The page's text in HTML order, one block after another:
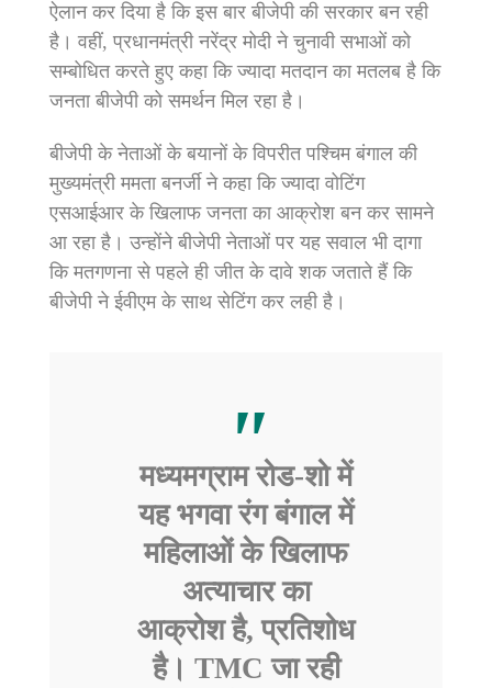
ऐलान कर दिया है कि इस बार बीजेपी की सरकार बन रही
है। वहीं, प्रधानमंत्री नरेंद्र मोदी ने चुनावी सभाओं को
सम्बोधित करते हुए कहा कि ज्यादा मतदान का मतलब है कि
जनता बीजेपी को समर्थन मिल रहा है।
बीजेपी के नेताओं के बयानों के विपरीत पश्चिम बंगाल की
मुख्यमंत्री ममता बनर्जी ने कहा कि ज्यादा वोटिंग
एसआईआर के खिलाफ जनता का आक्रोश बन कर सामने
आ रहा है। उन्होंने बीजेपी नेताओं पर यह सवाल भी दागा
कि मतगणना से पहले ही जीत के दावे शक जताते हैं कि
बीजेपी ने ईवीएम के साथ सेटिंग कर लही है।
मध्यमग्राम रोड-शो में
यह भगवा रंग बंगाल में
महिलाओं के खिलाफ
अत्याचार का
आक्रोश है, प्रतिशोध
है। TMC जा रही